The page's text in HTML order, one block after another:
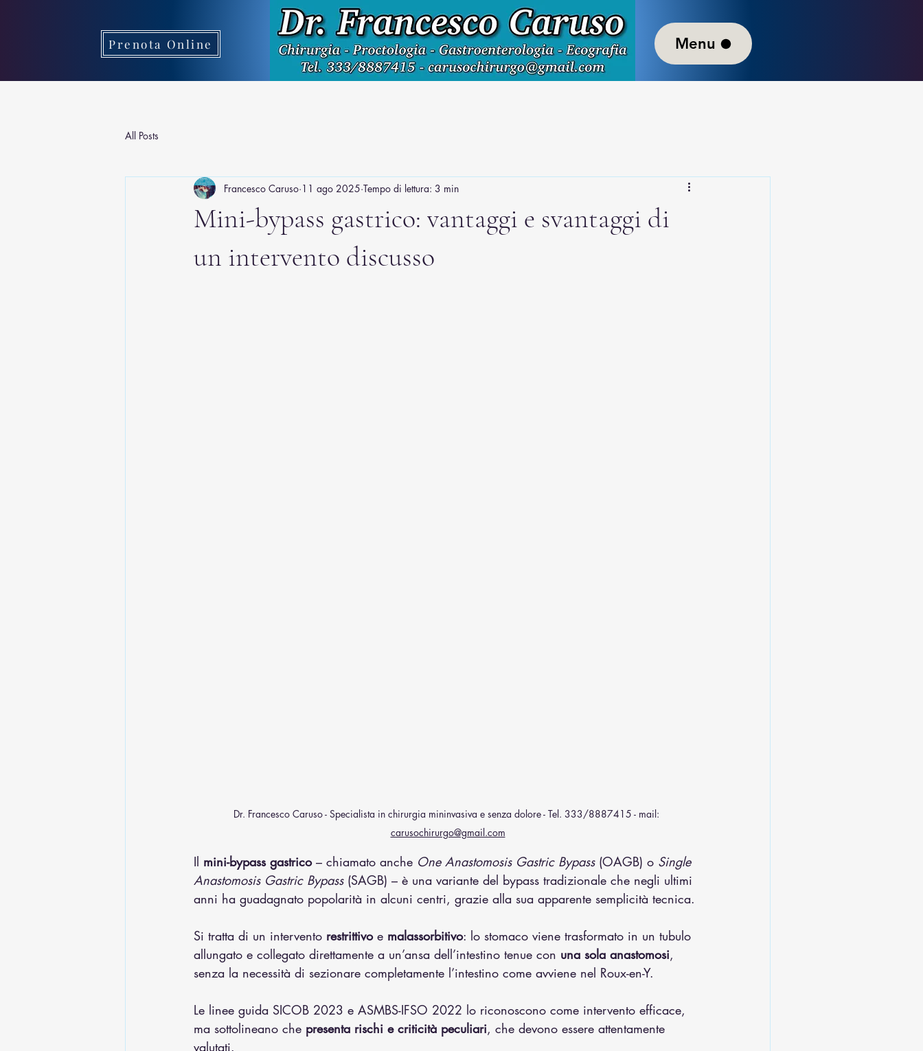
Prenota Online Menu
All Posts
Mini-bypass gastrico: vantaggi e svantaggi di
un intervento discusso
Francesco Caruso 11 ago 2025 Tempo di lettura: 3 min
Dr. Francesco Caruso - Specialista in chirurgia mininvasiva e senza dolore - Tel. 333/8887415 - mail:
carusochirurgo@gmail.com
Il mini-bypass gastrico – chiamato anche One Anastomosis Gastric Bypass (OAGB) o Single
Anastomosis Gastric Bypass (SAGB) – è una variante del bypass tradizionale che negli ultimi
anni ha guadagnato popolarità in alcuni centri, grazie alla sua apparente semplicità tecnica.
Si tratta di un intervento restrittivo e malassorbitivo: lo stomaco viene trasformato in un tubulo
allungato e collegato direttamente a un’ansa dell’intestino tenue con una sola anastomosi,
senza la necessità di sezionare completamente l’intestino come avviene nel Roux-en-Y.
Le linee guida SICOB 2023 e ASMBS-IFSO 2022 lo riconoscono come intervento efficace,
ma sottolineano che presenta rischi e criticità peculiari, che devono essere attentamente
valutati.